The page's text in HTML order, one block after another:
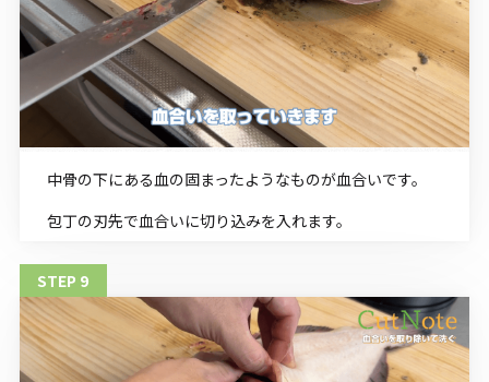
中骨の下にある血の固まったようなものが血合いです。
包丁の刃先で血合いに切り込みを入れます。